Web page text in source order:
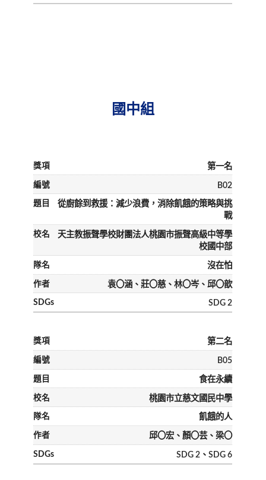
國中組
第一名
B02
從廚餘到救援：減少浪費，消除飢餓的策略與挑
戰
天主教振聲學校財團法人桃園市振聲高級中等學
校國中部
沒在怕
袁〇涵、莊〇慈、林〇岑、邱〇歆
SDG 2
第二名
B05
食在永續
桃園市立慈文國民中學
飢餓的人
邱〇宏、顏〇芸、梁〇
SDG 2、SDG 6